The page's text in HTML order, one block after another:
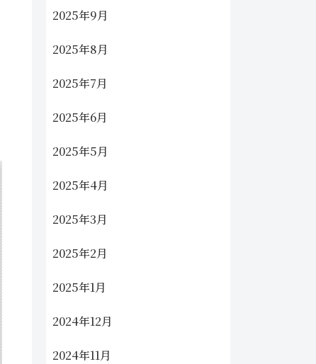
2025年9月
2025年8月
2025年7月
2025年6月
2025年5月
2025年4月
2025年3月
2025年2月
2025年1月
2024年12月
2024年11月